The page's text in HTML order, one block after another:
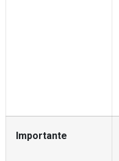
Importante